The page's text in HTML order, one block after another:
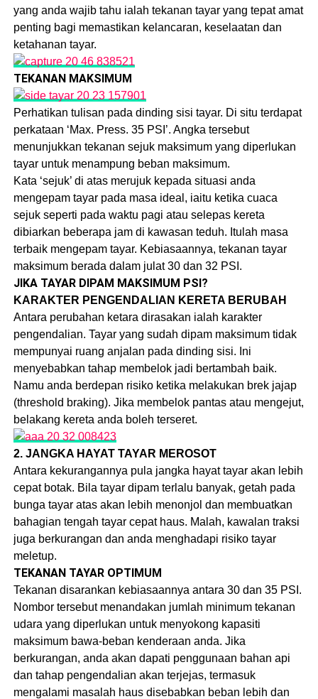
yang anda wajib tahu ialah tekanan tayar yang tepat amat
penting bagi memastikan kelancaran, keselaatan dan
ketahanan tayar.
TEKANAN MAKSIMUM
Perhatikan tulisan pada dinding sisi tayar. Di situ terdapat
perkataan ‘Max. Press. 35 PSI’. Angka tersebut
menunjukkan tekanan sejuk maksimum yang diperlukan
tayar untuk menampung beban maksimum.
Kata ‘sejuk’ di atas merujuk kepada situasi anda
mengepam tayar pada masa ideal, iaitu ketika cuaca
sejuk seperti pada waktu pagi atau selepas kereta
dibiarkan beberapa jam di kawasan teduh. Itulah masa
terbaik mengepam tayar. Kebiasaannya, tekanan tayar
maksimum berada dalam julat 30 dan 32 PSI.
JIKA TAYAR DIPAM MAKSIMUM PSI?
KARAKTER PENGENDALIAN KERETA BERUBAH
Antara perubahan ketara dirasakan ialah karakter
pengendalian. Tayar yang sudah dipam maksimum tidak
mempunyai ruang anjalan pada dinding sisi. Ini
menyebabkan tahap membelok jadi bertambah baik.
Namu anda berdepan risiko ketika melakukan brek jajap
(threshold braking). Jika membelok pantas atau mengejut,
belakang kereta anda boleh terseret.
2. JANGKA HAYAT TAYAR MEROSOT
Antara kekurangannya pula jangka hayat tayar akan lebih
cepat botak. Bila tayar dipam terlalu banyak, getah pada
bunga tayar atas akan lebih menonjol dan membuatkan
bahagian tengah tayar cepat haus. Malah, kawalan traksi
juga berkurangan dan anda menghadapi risiko tayar
meletup.
TEKANAN TAYAR OPTIMUM
Tekanan disarankan kebiasaannya antara 30 dan 35 PSI.
Nombor tersebut menandakan jumlah minimum tekanan
udara yang diperlukan untuk menyokong kapasiti
maksimum bawa-beban kenderaan anda. Jika
berkurangan, anda akan dapati penggunaan bahan api
dan tahap pengendalian akan terjejas, termasuk
mengalami masalah haus disebabkan beban lebih dan